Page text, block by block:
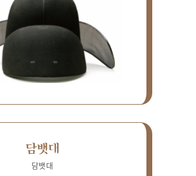
담뱃대
담뱃대